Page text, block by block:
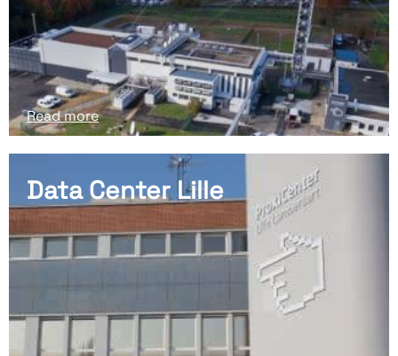
Read more
Data Center Lille